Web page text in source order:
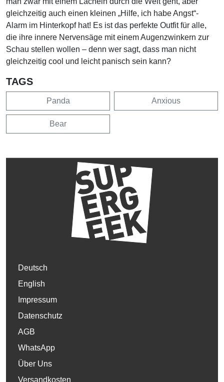
gleichzeitig auch einen kleinen „Hilfe, ich habe Angst“-
Alarm im Hinterkopf hat! Es ist das perfekte Outfit für alle,
die ihre innere Nervensäge mit einem Augenzwinkern zur
Schau stellen wollen – denn wer sagt, dass man nicht
gleichzeitig cool und leicht panisch sein kann?
TAGS
Panda Anxious
Bear
Deutsch
English
Impressum
Datenschutz
AGB
WhatsApp
Über Uns
Versandkosten